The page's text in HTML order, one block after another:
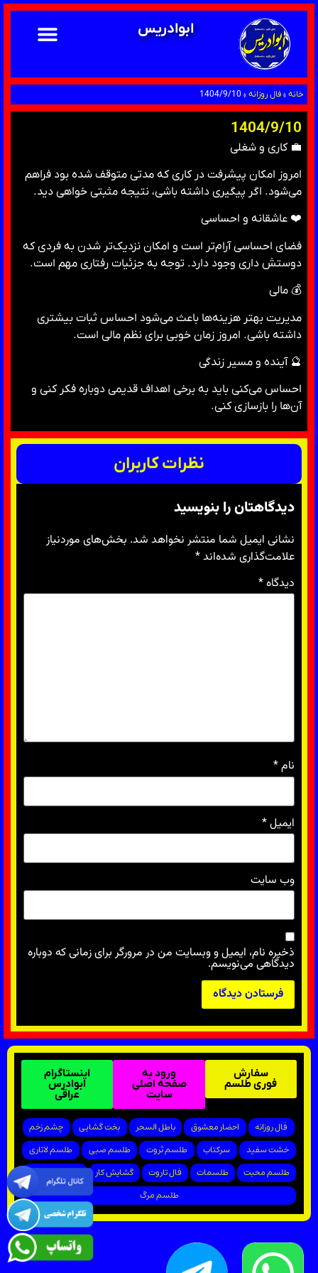
ابوادریس
خانه»فال روزانه»
1404/9/10
1404/9/10
💼 کاری و شغلی
امروز امکان پیشرفت در کاری که مدتی متوقف شده بود فراهم
می‌شود. اگر پیگیری داشته باشی، نتیجه مثبتی خواهی دید.
❤️ عاشقانه و احساسی
فضای احساسی آرام‌تر است و امکان نزدیک‌تر شدن به فردی که
دوستش داری وجود دارد. توجه به جزئیات رفتاری مهم است.
💰 مالی
مدیریت بهتر هزینه‌ها باعث می‌شود احساس ثبات بیشتری
داشته باشی. امروز زمان خوبی برای نظم مالی است.
🔮 آینده و مسیر زندگی
احساس می‌کنی باید به برخی اهداف قدیمی دوباره فکر کنی و
آن‌ها را بازسازی کنی.
نظرات کاربران
دیدگاهتان را بنویسید
نشانی ایمیل شما منتشر نخواهد شد. بخش‌های موردنیاز
علامت‌گذاری شده‌اند*
دیدگاه*
نام*
ایمیل*
وب‌ سایت
ذخیره نام، ایمیل و وبسایت من در مرورگر برای زمانی که دوباره
دیدگاهی می‌نویسم.
سفارش
فوری طلسم
ورود به
صفحه اصلی
سایت
اینستاگرام
ابوادرس
عراقی
فال روزانه احضار معشوق باطل السحر بخت گشایی
چشم زخم
خشت سفید
سرکتاب طلسم ثروت طلسم صبی
طلسم لاتاری
طلسم محبت
طلسمات فال تاروت گشایش کار
پیروزی در دادگاه
طلسم مرگ